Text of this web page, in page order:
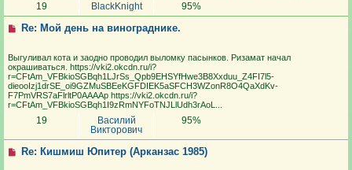
19 BlackKnight 95%
Re: Мой день на винограднике.
Выгуливал кота и заодно проводил выломку пасынков. Ризамат начал
окрашиваться. https://vki2.okcdn.ru/i?
r=CFtAm_VFBkioSGBqh1LJrSs_Qpb9EHSYfHwe3B8Xxduu_Z4FI7l5-
dieooIzj1drSE_oi9GZMuSBEeKGFDIEK5aSFCH3WZonR8O4QaXdKv-
F7PmVRS7aFlrltP0AAAAp https://vki2.okcdn.ru/i?
r=CFtAm_VFBkioSGBqh1I9zRmNYFoTNJLlUdh3rAoL...
19
Василий
Викторович
95%
Re: Кишмиш Юпитер (Арканзас 1985)